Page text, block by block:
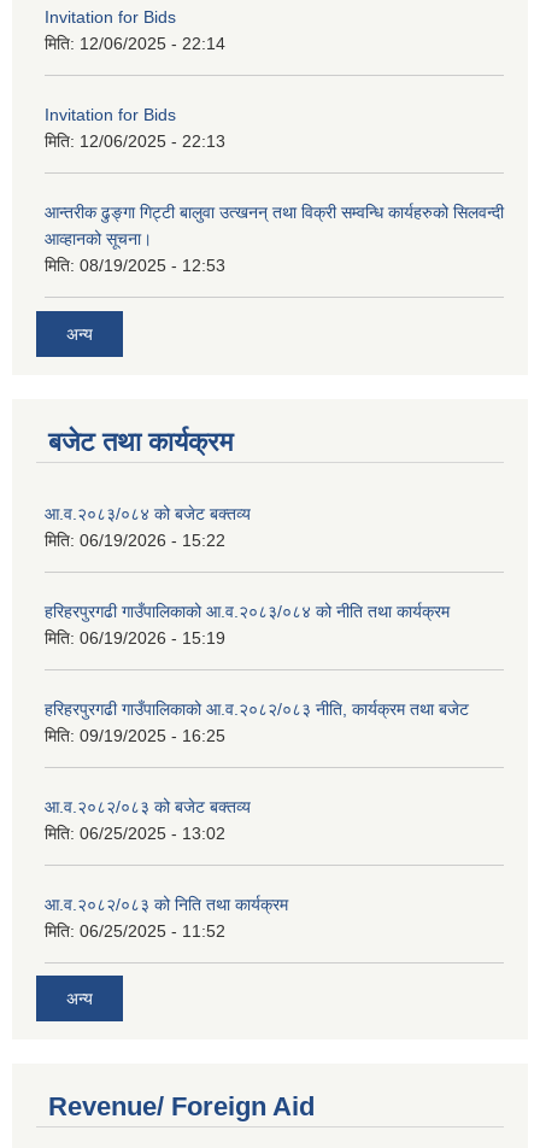
Invitation for Bids
मिति: 12/06/2025 - 22:14
Invitation for Bids
मिति: 12/06/2025 - 22:13
आन्तरीक ढुङ्गा गिट्टी बालुवा उत्खनन् तथा विक्री सम्वन्धि कार्यहरुको सिलवन्दी
आव्हानको सूचना।
मिति: 08/19/2025 - 12:53
अन्य
बजेट तथा कार्यक्रम
आ.व.२०८३/०८४ को बजेट बक्तव्य
मिति: 06/19/2026 - 15:22
हरिहरपुरगढी गाउँपालिकाको आ.व.२०८३/०८४ को नीति तथा कार्यक्रम
मिति: 06/19/2026 - 15:19
हरिहरपुरगढी गाउँपालिकाको आ.व.२०८२/०८३ नीति, कार्यक्रम तथा बजेट
मिति: 09/19/2025 - 16:25
आ.व.२०८२/०८३ को बजेट बक्तव्य
मिति: 06/25/2025 - 13:02
आ.व.२०८२/०८३ को निति तथा कार्यक्रम
मिति: 06/25/2025 - 11:52
अन्य
Revenue/ Foreign Aid